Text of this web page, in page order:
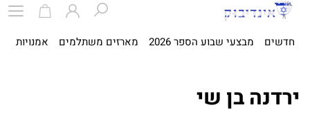
חדשים מבצעי שבוע הספר 2026 מארזים משתלמים אמנויות
ירדנה בן שי